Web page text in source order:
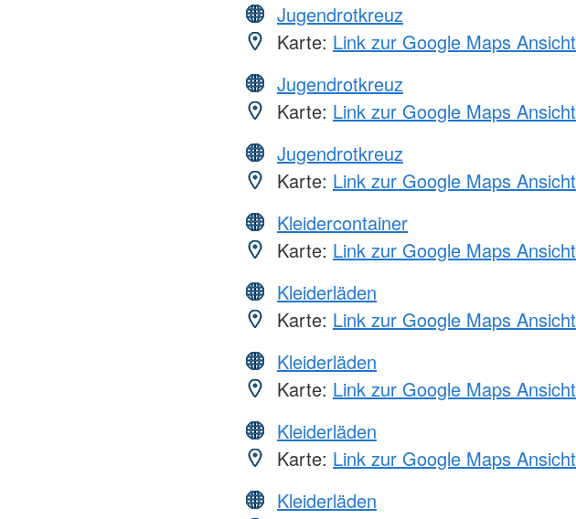
Jugendrotkreuz
Karte: Link zur Google Maps Ansicht
Jugendrotkreuz
Karte: Link zur Google Maps Ansicht
Jugendrotkreuz
Karte: Link zur Google Maps Ansicht
Kleidercontainer
Karte: Link zur Google Maps Ansicht
Kleiderläden
Karte: Link zur Google Maps Ansicht
Kleiderläden
Karte: Link zur Google Maps Ansicht
Kleiderläden
Karte: Link zur Google Maps Ansicht
Kleiderläden